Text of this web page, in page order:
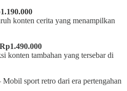
konten cerita yang menampilkan
konten tambahan yang tersebar di
sport retro dari era pertengahan